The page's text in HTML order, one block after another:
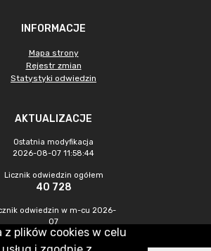
INFORMACJE
Mapa strony
Rejestr zmian
Statystyki odwiedzin
AKTUALIZACJE
Ostatnia modyfikacja
2026-08-07 11:58:44
Licznik odwiedzin ogółem
40 728
odwiedzin w m-cu 2026-
07
365
plików cookies w celu